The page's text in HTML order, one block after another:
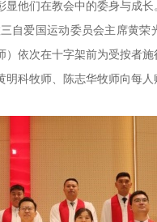
他们在教会中的委身与成
自爱国运动委员会主席黄
依次在十字架前为受按者
科牧师、陈志华牧师向每